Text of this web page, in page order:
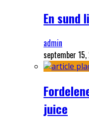
En sund
admin
september
juice